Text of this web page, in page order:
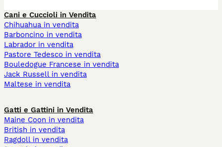
Cani e Cuccioli in Vendita
Chihuahua in vendita
Barboncino in vendita
Labrador in vendita
Pastore Tedesco in vendita
Bouledogue Francese in vendita
Jack Russell in vendita
Maltese in vendita
Gatti e Gattini in Vendita
Maine Coon in vendita
British in vendita
Ragdoll in vendita